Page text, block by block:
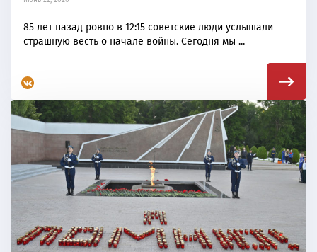
85 лет назад ровно в 12:15 советские люди услышали
страшную весть о начале войны. Сегодня мы ...